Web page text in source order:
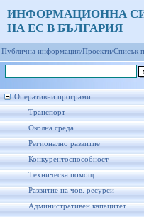
ИНФОРМАЦИОННА
НА ЕС В БЪЛГАРИЯ
Публична информация/Проекти/Списък
Оперативни програми
Транспорт
Околна среда
Регионално развитие
Конкурентоспособност
Техническа помощ
Развитие на чов. ресурси
Административен капацитет